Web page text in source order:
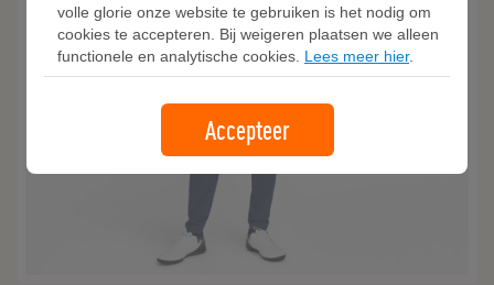
volle glorie onze website te gebruiken is het nodig om
cookies te accepteren. Bij weigeren plaatsen we alleen
functionele en analytische cookies. Lees meer hier.
Accepteer